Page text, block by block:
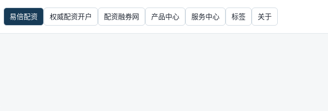
易倍配资 权威配资开户 配资融券网 产品中心 服务中心 标签 关于